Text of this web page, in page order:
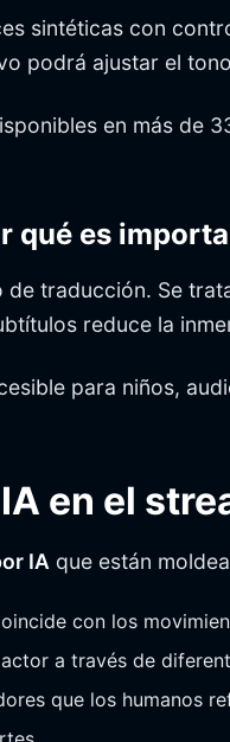
sintéticas con
podrá ajustar el
en más de
qué es
de traducción. Se
reduce la
para niños,
en el
IA que están
con los
a través de
que los humanos